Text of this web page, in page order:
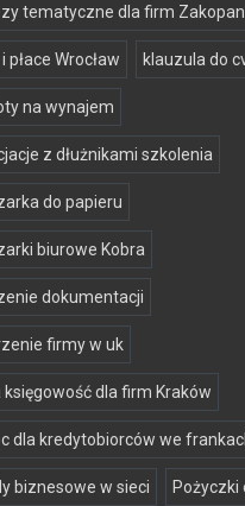
tematyczne dla firm
płace Wrocław klauzula do
na wynajem
z dłużnikami szkolenia
do papieru
biurowe Kobra
dokumentacji
firmy w uk
księgowość dla firm Kraków
dla kredytobiorców we
biznesowe w sieci Pożyczki